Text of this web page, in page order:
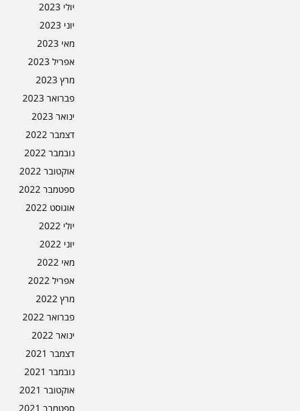
יולי 2023
יוני 2023
מאי 2023
אפריל 2023
מרץ 2023
פברואר 2023
ינואר 2023
דצמבר 2022
נובמבר 2022
אוקטובר 2022
ספטמבר 2022
אוגוסט 2022
יולי 2022
יוני 2022
מאי 2022
אפריל 2022
מרץ 2022
פברואר 2022
ינואר 2022
דצמבר 2021
נובמבר 2021
אוקטובר 2021
ספטמבר 2021